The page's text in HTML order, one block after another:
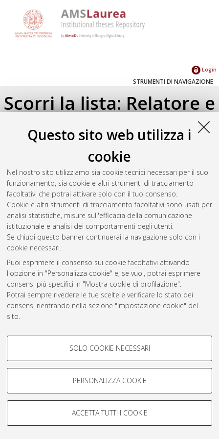
Questo sito web utilizza i
cookie
Nel nostro sito utilizziamo sia cookie tecnici necessari per il suo
funzionamento, sia cookie e altri strumenti di tracciamento
facoltativi che potrai attivare solo con il tuo consenso.
Cookie e altri strumenti di tracciamento facoltativi sono usati per
analisi statistiche, misure sull'efficacia della comunicazione
istituzionale e analisi dei comportamenti degli utenti.
Se chiudi questo banner continuerai la navigazione solo con i
cookie necessari.
Puoi esprimere il consenso sui cookie facoltativi attivando
l'opzione in "Personalizza cookie" e, se vuoi, potrai esprimere
consensi più specifici in "Mostra cookie di profilazione".
Potrai sempre rivedere le tue scelte e verificare lo stato dei
consensi rientrando nella sezione "Impostazione cookie" del
sito.
COOKIE DI PROFILAZIONE -
Si tratta di cookie utilizzati per analizzare le caratteristiche della
navigazione degli utenti, creare profili in base al loro comportamento
Mostra cookie di profilazione
COOKIE TECNICI - NECESSARI
SOLO COOKIE NECESSARI
PERSONALIZZA COOKIE
ACCETTA TUTTI I COOKIE
Login
STRUMENTI DI NAVIGAZIONE
Scorri la lista: Relatore e
Correlatore
Seleziona un valore dall'elenco sottostante.
2017(3)
2016(4)
Atom
Rss 1.0
AMS Laurea
Servizio implementato e gestito da AlmaDL
Condizioni d’uso del sito